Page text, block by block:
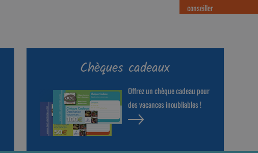
conseiller
Chèques cadeaux
Offrez un chèque cadeau pour
des vacances inoubliables !